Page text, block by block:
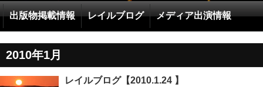
出版物掲載情報 レイルブログ メディア出演情報
2010年1月
レイルブログ【2010.1.24 】